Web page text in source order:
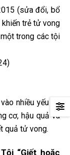
(sửa đổi, bổ
trẻ tử vong
trong các tội
nhiều yếu tố:
cơ, hậu quả và
quả tử vong.
“Giết hoặc